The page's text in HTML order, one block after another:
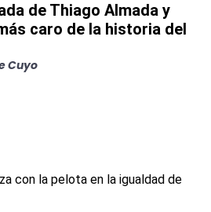
de Thiago Almada y
caro de la historia del
Cuyo